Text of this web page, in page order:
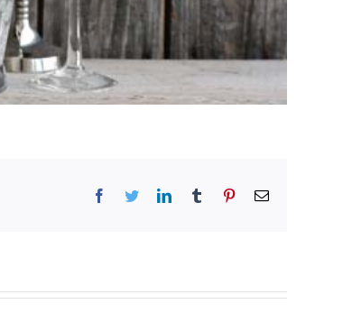
Facebook
TwitterLinkedInTumblr PinterestEmail